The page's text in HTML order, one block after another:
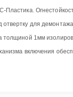
Пластика.
для
1мм
включения